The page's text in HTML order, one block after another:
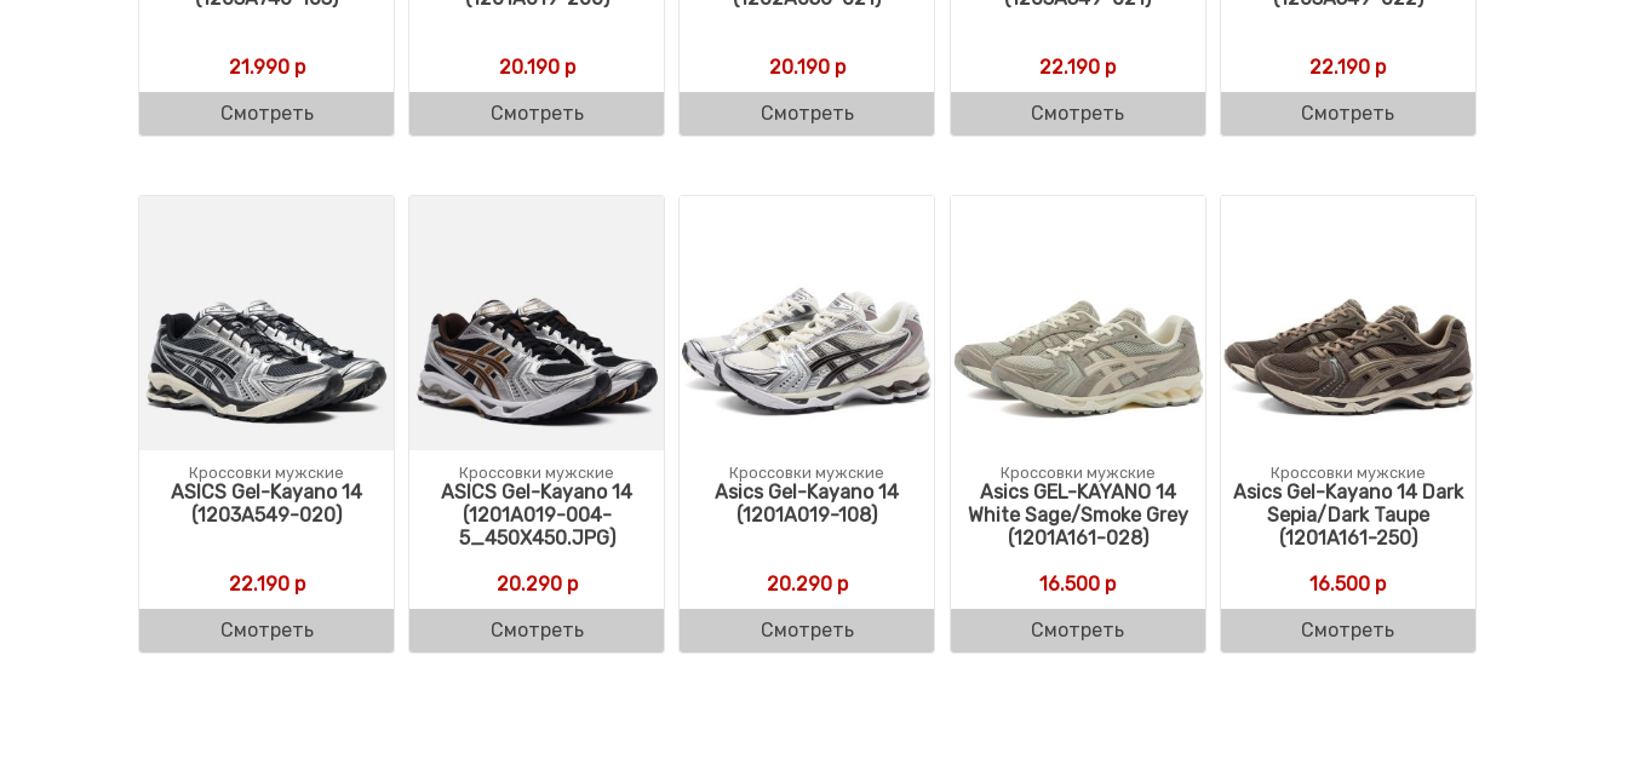
21.990р
Смотреть
20.190р
Смотреть
20.190р
Смотреть
22.190 р
Смотреть
22.190 р
Смотреть
Кроссовки мужские
ASICS Gel-Kayano 14
(1203A549-020)
22.190р
Смотреть
Кроссовки мужские
ASICS Gel-Kayano 14
(1201A019-004-
5_450X450.JPG)
20.290р
Смотреть
Кроссовки мужские
Asics Gel-Kayano 14
(1201A019-108)
20.290р
Смотреть
Кроссовки мужские
Asics GEL-KAYANO 14
White Sage/Smoke Grey
(1201A161-028)
16.500 р
Смотреть
Кроссовки мужские
Asics Gel-Kayano 14 Dark
Sepia/Dark Taupe
(1201A161-250)
16.500 р
Смотреть